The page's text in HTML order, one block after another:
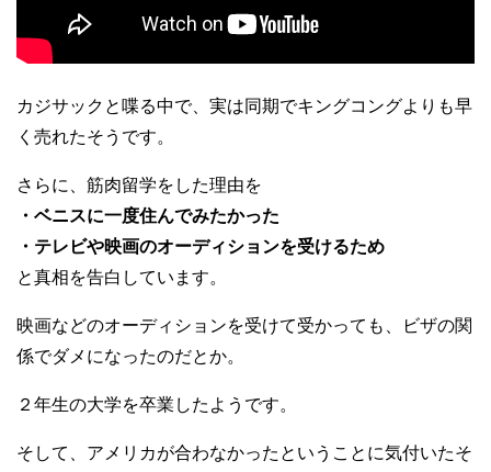
カジサックと喋る中で、実は同期でキングコングよりも早
く売れたそうです。
さらに、筋肉留学をした理由を
・ベニスに一度住んでみたかった
・テレビや映画のオーディションを受けるため
と真相を告白しています。
映画などのオーディションを受けて受かっても、ビザの関
係でダメになったのだとか。
２年生の大学を卒業したようです。
そして、アメリカが合わなかったということに気付いたそ